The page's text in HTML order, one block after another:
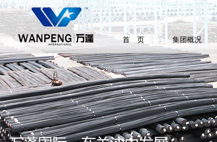
首 页 集团概况